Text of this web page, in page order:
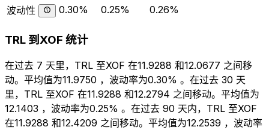
波动性
0.30% 0.25% 0.26%
TRL 到XOF 统计
在过去 7 天里，TRL 至XOF 在11.9288 和12.0677 之间移
动。平均值为11.9750 ，波动率为0.30% 。在过去 30 天
里，TRL 至XOF 在11.9288 和12.2794 之间移动。平均值为
12.1403 ，波动率为0.25% 。在过去 90 天内，TRL 至XOF
在11.9288 和12.4209 之间移动。平均值为12.2539 ，波动率